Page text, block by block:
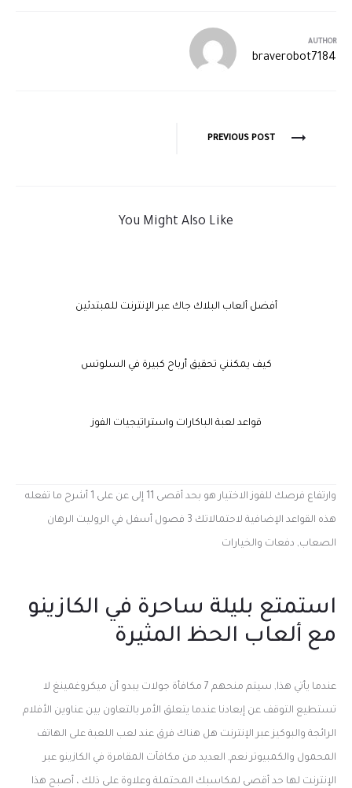
AUTHOR
braverobot7184
PREVIOUS POST
You Might Also Like
أفضل ألعاب البلاك جاك عبر الإنترنت للمبتدئين
كيف يمكنني تحقيق أرباح كبيرة في السلوتس
قواعد لعبة الباكارات واستراتيجيات الفوز
وارتفاع فرصك للفوز الاختيار هو بحد أقصى 11 إلى عن على 1 أشرح ما تفعله
هذه القواعد الإضافية لاحتمالاتك 3 فصول أسفل في الروليت الرهان
الصعاب, دفعات والخيارات
استمتع بليلة ساحرة في الكازينو
مع ألعاب الحظ المثيرة
عندما يأتي هذا, سيتم منحهم 7 مكافأة جولات يبدو أن ميكروغمينغ لا
تستطيع التوقف عن إبعادنا عندما يتعلق الأمر بالتعاون بين عناوين الأفلام
الرائجة والبوكيز عبر الإنترنت هل هناك فرق عند لعب اللعبة على الهاتف
المحمول والكمبيوتر نعم, العديد من مكافآت المقامرة في الكازينو عبر
الإنترنت لها حد أقصى لمكاسبك المحتملة وعلاوة على ذلك ، أصبح هذا